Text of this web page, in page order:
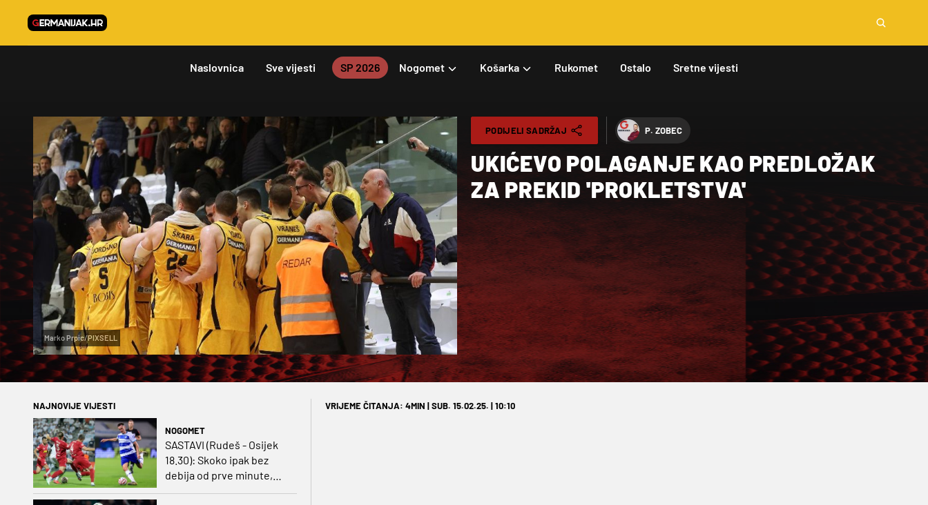
Naslovnica Sve vijesti SP 2026 Nogomet Košarka Rukomet Ostalo Sretne vijesti
Marko Prpic/PIXSELL
PODIJELI SADRŽAJ P. ZOBEC
UKIĆEVO POLAGANJE KAO PREDLOŽAK
ZA PREKID 'PROKLETSTVA'
NAJNOVIJE VIJESTI
NOGOMET
SASTAVI (Rudeš - Osijek
18.30): Skoko ipak bez
debija od prve minute,
VRIJEME ČITANJA: 4MIN | SUB. 15.02.25. | 10:10